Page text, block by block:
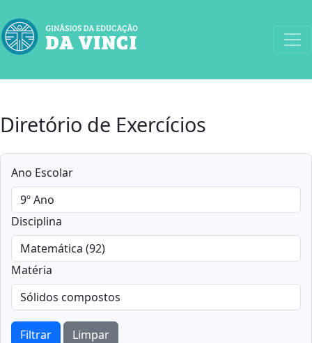
Diretório de Exercícios
Ano Escolar
Disciplina
Matéria
Filtrar Limpar